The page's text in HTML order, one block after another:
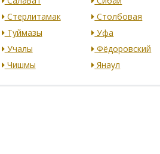
Стерлитамак
Столбовая
Туймазы
Уфа
Учалы
Фёдоровский
Чишмы
Янаул